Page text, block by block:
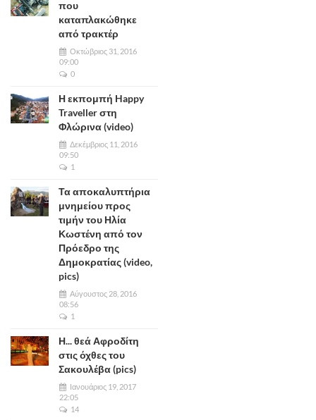
που
καταπλακώθηκε
από τρακτέρ
Οκτώβριος 31, 2016
09:00
0
Η εκπομπή Happy
Traveller στη
Φλώρινα (video)
Δεκέμβριος 11, 2016
09:50
1
Τα αποκαλυπτήρια
μνημείου προς
τιμήν του Ηλία
Κωστένη από τον
Πρόεδρο της
Δημοκρατίας (video,
pics)
Αύγουστος 28, 2016
08:56
1
Η... θεά Αφροδίτη
στις όχθες του
Σακουλέβα (pics)
Ιανουάριος 19, 2017
22:05
14